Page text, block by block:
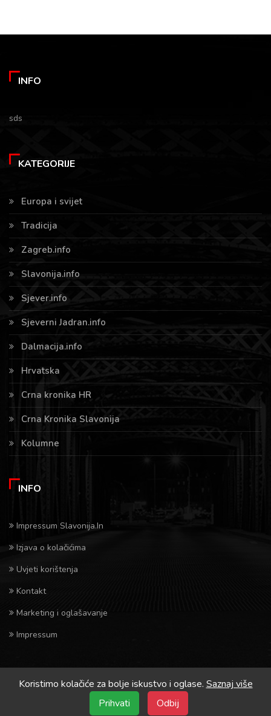
INFO
sds
KATEGORIJE
Europa i svijet
Tradicija
Zagreb.info
Slavonija.info
Sjever.info
Sjeverni Jadran.info
Dalmacija.info
Hrvatska
Crna kronika HR
Crna Kronika Slavonija
Kolumne
INFO
Impressum Slavonija.In
Izjava o kolačićima
Uvjeti korištenja
Kontakt
Marketing i oglašavanje
Impressum
Crona.hr/Slavonija.in © 2026 Sva prava pridrzana.
Koristimo kolačiće za bolje iskustvo i oglase. Saznaj više
Prihvati
Odbij